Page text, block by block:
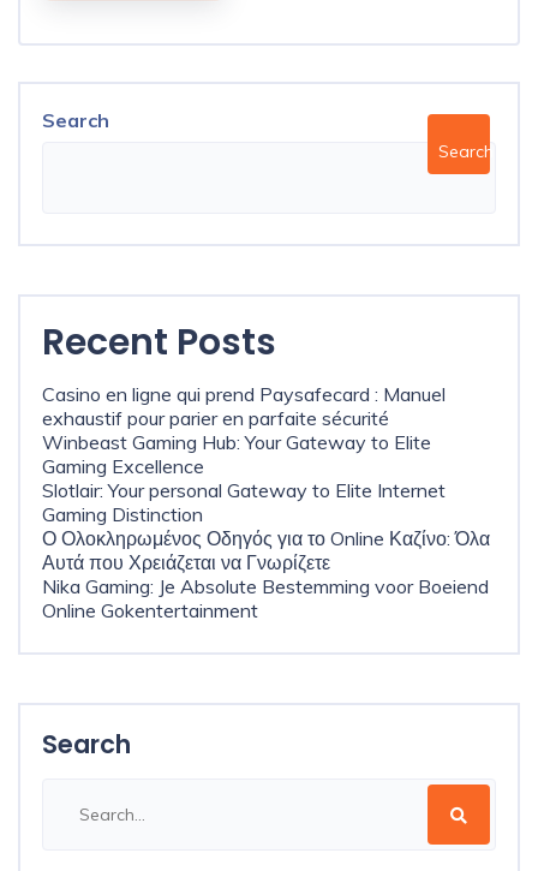
Search
Search
Recent Posts
Casino en ligne qui prend Paysafecard : Manuel
exhaustif pour parier en parfaite sécurité
Winbeast Gaming Hub: Your Gateway to Elite
Gaming Excellence
Slotlair: Your personal Gateway to Elite Internet
Gaming Distinction
Ο Ολοκληρωμένος Οδηγός για το Online Καζίνο: Όλα
Αυτά που Χρειάζεται να Γνωρίζετε
Nika Gaming: Je Absolute Bestemming voor Boeiend
Online Gokentertainment
Search